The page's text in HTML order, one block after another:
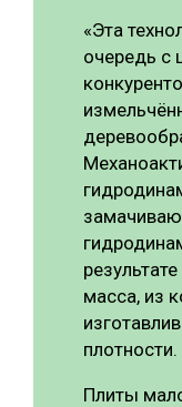
«Эта
очередь с
масса, из
плотности.
Плиты